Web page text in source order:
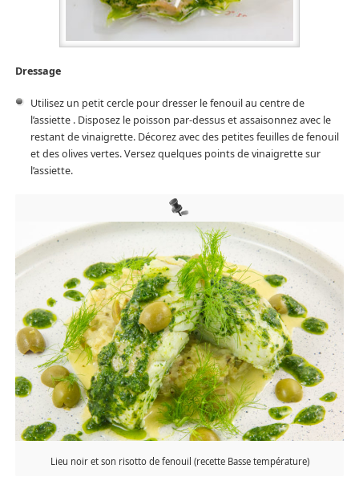
Dressage
Utilisez un petit cercle pour dresser le fenouil au centre de
l’assiette . Disposez le poisson par-dessus et assaisonnez avec le
restant de vinaigrette. Décorez avec des petites feuilles de fenouil
et des olives vertes. Versez quelques points de vinaigrette sur
l’assiette.
Lieu noir et son risotto de fenouil (recette Basse température)